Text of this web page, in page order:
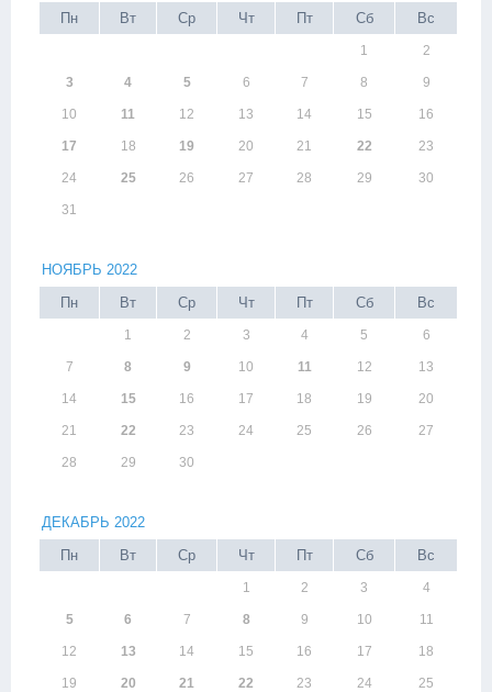
Пн Вт Ср Чт Пт Сб Вс
1 2
3 4 5 6 7 8 9
10 11 12 13 14 15 16
17 18 19 20 21 22 23
24 25 26 27 28 29 30
31
НОЯБРЬ 2022
Пн
Вт Ср Чт Пт Сб Вс
1 2 3 4 5 6
7 8 9 10 11 12 13
14 15 16 17 18 19 20
21 22 23 24 25 26 27
28 29 30
ДЕКАБРЬ 2022
Пн
Вт Ср Чт Пт Сб Вс
1 2 3 4
5 6 7 8 9 10 11
12 13 14 15 16 17 18
19 20 21 22 23 24 25